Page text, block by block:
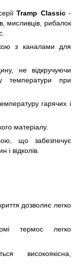
Tramp Classic-
мисливців, рибалок
з каналами для
не відкручуючи
температури при
гарячих і
матеріалу.
що забезпечує
відколів.
дозволяє легко
термос легко
високоякісна,